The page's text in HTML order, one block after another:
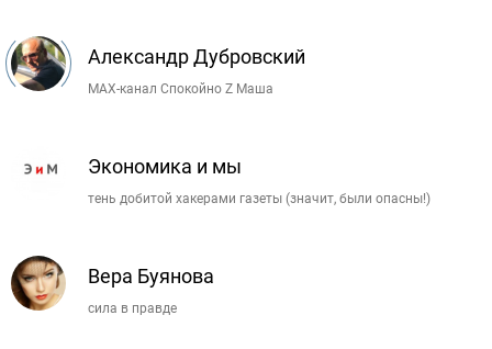
Александр Дубровский
MAX-канал Спокойно Z Маша
Экономика и мы
тень добитой хакерами газеты (значит, были опасны!)
Вера Буянова
сила в правде